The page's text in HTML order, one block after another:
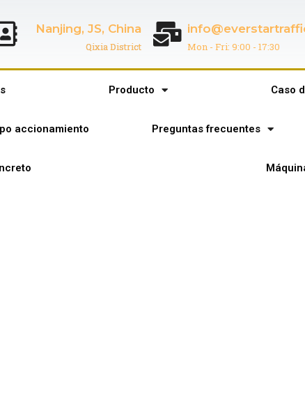
Nanjing, JS, China
Qixia District Mon - Fri: 9:00 - 17:30
Producto Caso
accionamiento Preguntas frecuentes